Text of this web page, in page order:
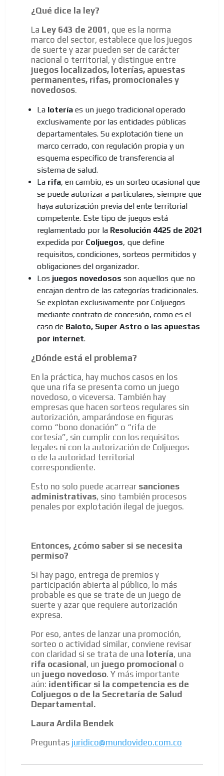
¿Qué dice la ley?
La Ley 643 de 2001 , que es la norma
marco del sector, establece que los juegos
de suerte y azar pueden ser de carácter
nacional o territorial, y distingue entre
juegos localizados, loterías, apuestas
permanentes, rifas, promocionales y
novedosos.
La lotería es un juego tradicional operado
exclusivamente por las entidades públicas
departamentales. Su explotación tiene un
marco cerrado, con regulación propia y un
esquema específico de transferencia al
sistema de salud.
La rifa, en cambio, es un sorteo ocasional que
se puede autorizar a particulares, siempre que
haya autorización previa del ente territorial
competente. Este tipo de juegos está
reglamentado por la Resolución 4425 de 2021
expedida por Coljuegos, que define
requisitos, condiciones, sorteos permitidos y
obligaciones del organizador.
Los juegos novedosos son aquellos que no
encajan dentro de las categorías tradicionales.
Se explotan exclusivamente por Coljuegos
mediante contrato de concesión, como es el
caso de Baloto, Super Astro o las apuestas
por internet.
¿Dónde está el problema?
En la práctica, hay muchos casos en los
que una rifa se presenta como un juego
novedoso, o viceversa. También hay
empresas que hacen sorteos regulares sin
autorización, amparándose en figuras
como “bono donación” o “rifa de
cortesía”, sin cumplir con los requisitos
legales ni con la autorización de Coljuegos
o de la autoridad territorial
correspondiente.
Esto no solo puede acarrear sanciones
administrativas, sino también procesos
penales por explotación ilegal de juegos.
Entonces, ¿cómo saber si se necesita
permiso?
Si hay pago, entrega de premios y
participación abierta al público, lo más
probable es que se trate de un juego de
suerte y azar que requiere autorización
expresa.
Por eso, antes de lanzar una promoción,
sorteo o actividad similar, conviene revisar
con claridad si se trata de una lotería, una
rifa ocasional, un juego promocional o
un juego novedoso. Y más importante
aún: identificar si la competencia es de
Coljuegos o de la Secretaría de Salud
Departamental.
Laura Ardila Bendek
Preguntas juridico@mundovideo.com.co